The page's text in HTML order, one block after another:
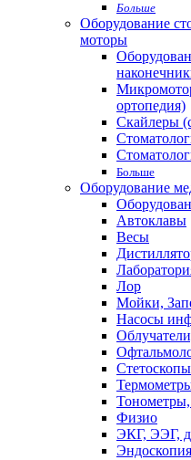
Больше
Оборудование
моторы
ортопедия)
Скайлеры
Больше
Оборудование
Автоклавы
Весы
Лор
Мойки,
Насосы
Стетоскопы
Физио
ЭКГ, ЭЭГ,
Эндоскопия